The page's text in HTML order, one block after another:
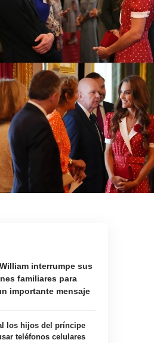
interrumpe sus
familiares para
importante mensaje
los hijos del príncipe
teléfonos celulares